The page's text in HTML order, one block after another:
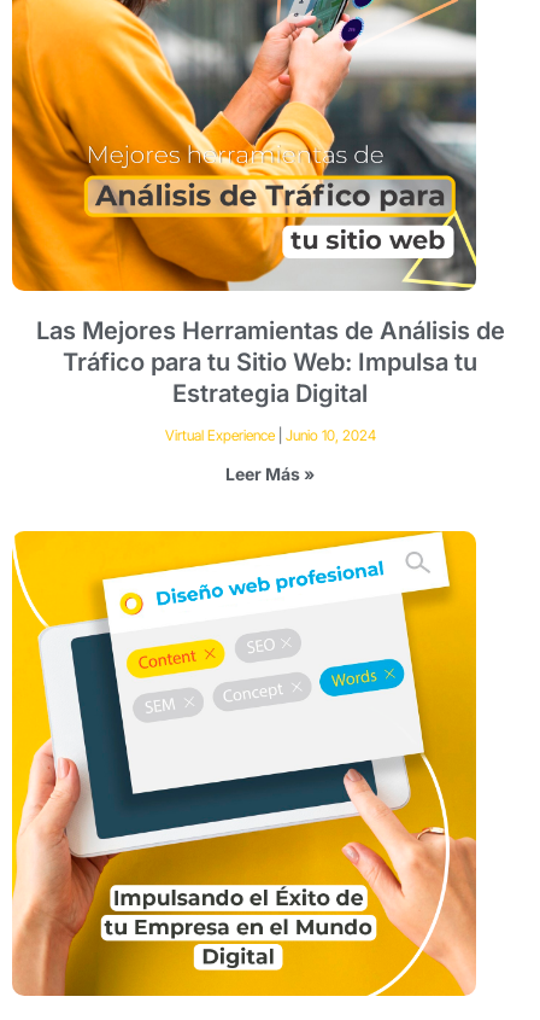
Las Mejores Herramientas de Análisis de
Tráfico para tu Sitio Web: Impulsa tu
Estrategia Digital
Virtual Experience Junio 10, 2024
Leer Más »